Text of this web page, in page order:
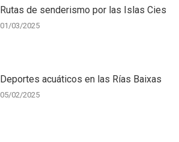
Rutas de senderismo por las Islas Cies
01/03/2025
Deportes acuáticos en las Rías Baixas
05/02/2025